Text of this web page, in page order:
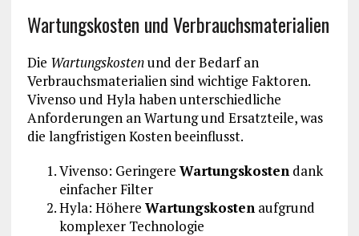
Wartungskosten und Verbrauchsmaterialien
Die Wartungskostenund der Bedarf an
Verbrauchsmaterialien sind wichtige Faktoren.
Vivenso und Hyla haben unterschiedliche
Anforderungen an Wartung und Ersatzteile, was
die langfristigen Kosten beeinflusst.
Vivenso: Geringere Wartungskostendank
einfacher Filter
Hyla: Höhere Wartungskostenaufgrund
komplexer Technologie